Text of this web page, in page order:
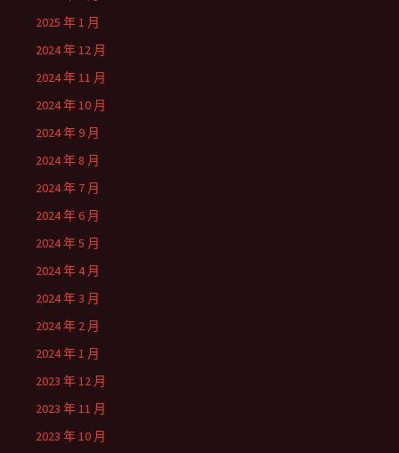
2025 年 1 月
2024 年 12 月
2024 年 11 月
2024 年 10 月
2024 年 9 月
2024 年 8 月
2024 年 7 月
2024 年 6 月
2024 年 5 月
2024 年 4 月
2024 年 3 月
2024 年 2 月
2024 年 1 月
2023 年 12 月
2023 年 11 月
2023 年 10 月